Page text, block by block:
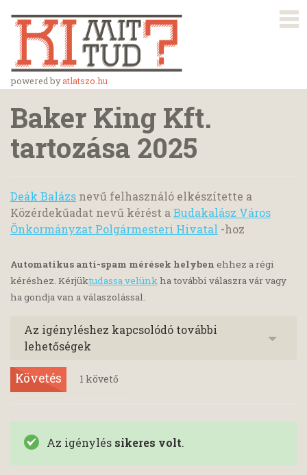
powered byatlatszo.hu
Baker King Kft.
tartozása 2025
Deák Balázs nevű felhasználó elkészítette a
Közérdekűadat nevű kérést a Budakalász Város
Önkormányzat Polgármesteri Hivatal -hoz
Automatikus anti-spam mérések helyben ehhez a régi
kéréshez. Kérjüktudassa velünkha további válaszra vár vagy
ha gondja van a válaszolással.
Az igényléshez kapcsolódó további
lehetőségek
Követés 1 követő
Az igénylés sikeres volt.